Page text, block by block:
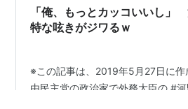
「俺、もっとカッコいいし」
特な呟きがジワるｗ
※この記事は、2019年5月27日に作
由民主党の政治家で外務大臣の #